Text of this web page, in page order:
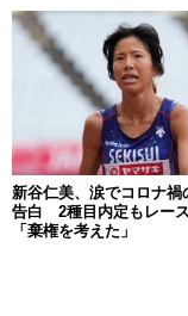
新谷仁美、涙でコロナ禍
告白 2種目内定もレー
「棄権を考えた」